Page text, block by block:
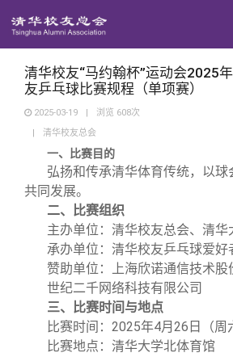
西南联大校友会
义工计划
新媒体平台
青春风采
校友文苑
校友讲坛
信息化服务
三创大赛
实用信息
总会简介
会长致辞
总会章程
制度法规
联系我们
关闭
清华校友“马约翰杯”运动会2025
友乒乓球比赛规程（单项赛）
2025-03-19 | 浏览 608次
|
清华校友总会
一、比赛目的
弘扬和传承清华体育传统，以球
共同发展。
二、比赛组织
主办单位：清华校友总会、清华
承办单位：清华校友乒乓球爱好
赞助单位：上海欣诺通信技术股
世纪二千网络科技有限公司
三、比赛时间与地点
比赛时间：2025年4月26日（周
比赛地点：清华大学北体育馆